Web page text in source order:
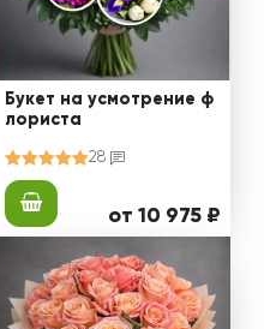
Букет на усмотрение ф
лориста
28
от 10 975 ₽